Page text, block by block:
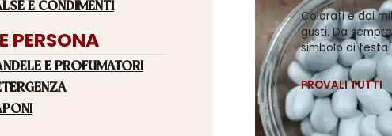
E CONDIMENTI
PERSONA
E PROFUMATORI
Colorati e dai
gusti. Da sempre
simbolo di festa
PROVALI TUTTI